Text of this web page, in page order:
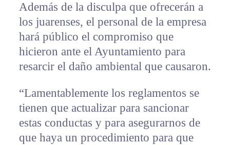
Además de la disculpa que ofrecerán a
los juarenses, el personal de la empresa
hará público el compromiso que
hicieron ante el Ayuntamiento para
resarcir el daño ambiental que causaron.
“Lamentablemente los reglamentos se
tienen que actualizar para sancionar
estas conductas y para asegurarnos de
que haya un procedimiento para que